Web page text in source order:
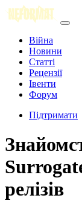
Війна
Новини
Статті
Рецензії
Івенти
Форум
Підтримати
релізів